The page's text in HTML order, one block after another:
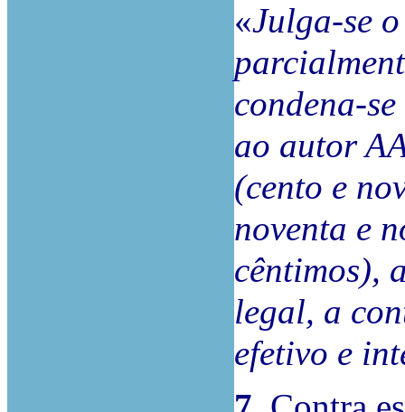
«Julga-se
condena-
ao autor
(cento e
noventa e
cêntimos),
legal, a
efetivo e